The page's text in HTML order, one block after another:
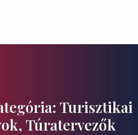
Turisztikai
Túratervezők